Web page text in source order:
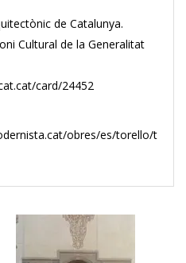
de Catalunya.
Cultural de la Generalitat
card/24452
obres/es/torello/t